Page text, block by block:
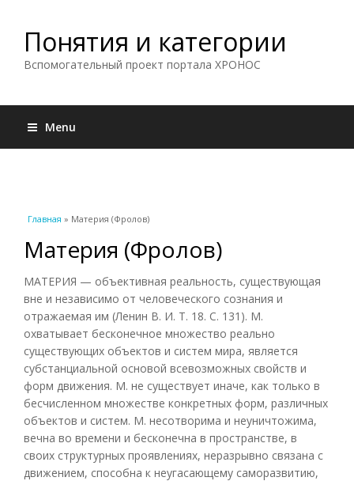
Понятия и категории
Вспомогательный проект портала ХРОНОС
Menu
Вы здесь
Главная » Материя (Фролов)
Материя (Фролов)
МАТЕРИЯ — объективная реальность, существующая
вне и независимо от человеческого сознания и
отражаемая им (Ленин В. И. Т. 18. С. 131). М.
охватывает бесконечное множество реально
существующих объектов и систем мира, является
субстанциальной основой всевозможных свойств и
форм движения. М. не существует иначе, как только в
бесчисленном множестве конкретных форм, различных
объектов и систем. М. несотворима и неуничтожима,
вечна во времени и бесконечна в пространстве, в
своих структурных проявлениях, неразрывно связана с
движением, способна к неугасающему саморазвитию,